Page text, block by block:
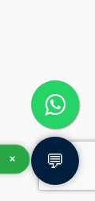
💬
×